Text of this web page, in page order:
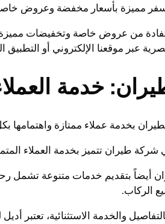
مميزة بأسعار مخفضة وعروض خاصة
من عروض خاصة وتخفيضات
عبر موقعنا الإلكتروني أو
خدمة
بخدمة عملاء ممتازة
طيران تتميز بخدمة العملاء
أيضاً بتقديم خدمات متنوعة تشمل
الركاب.
والخدمة الاستثنائية، تعتبر